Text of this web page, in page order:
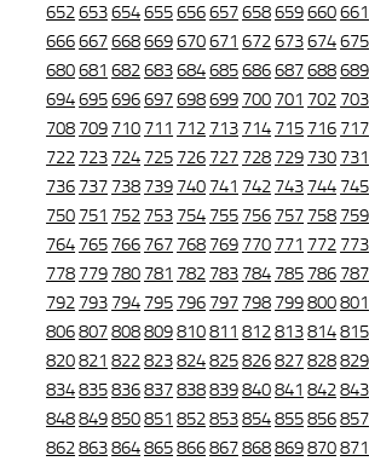
652653654655656657658659660661
666667668669670671 672673674675
680681 682683684685686687688689
694695696697698699 700 701 702 703
708 709 710 711 712 713 714 715 716 717
722 723 724 725 726 727 728 729 730 731
736 737 738 739 740 741 742 743 744 745
750 751 752 753 754 755 756 757 758 759
764 765 766 767 768 769 770 771 772 773
778 779 780 781 782 783 784 785 786 787
792 793 794 795 796 797 798 799800801
806807808809810811 812813814815
820821 822823824825826827828829
834835836837838839840841 842843
848849850851 852853854855856857
862863864865866867868869870871